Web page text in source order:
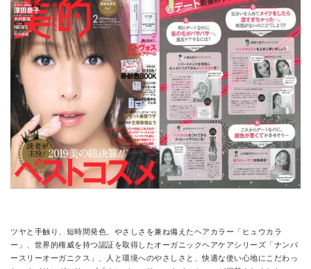
ツヤと手触り、短時間発色、やさしさを兼ね備えたヘアカラー「ヒュウカラ
ー」、世界的権威を持つ認証を取得したオーガニックヘアケアシリーズ「ナンバ
ースリーオーガニクス」、人と環境へのやさしさと、快適な使い心地にこだわっ